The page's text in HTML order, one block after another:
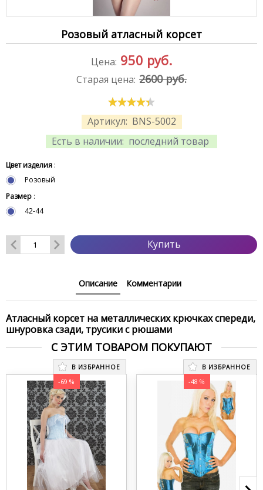
Розовый атласный корсет
Артикул: BNS-5002
Есть в наличии: последний товар
Цена: 950 руб.
Старая цена: 2600 руб.
Цвет изделия :
Розовый
Размер :
42-44
Купить
Описание Комментарии
Атласный корсет на металлических крючках спереди,
шнуровка сзади, трусики с рюшами
С ЭТИМ ТОВАРОМ ПОКУПАЮТ
В ИЗБРАННОЕ
-69 %
В ИЗБРАННОЕ
-48 %